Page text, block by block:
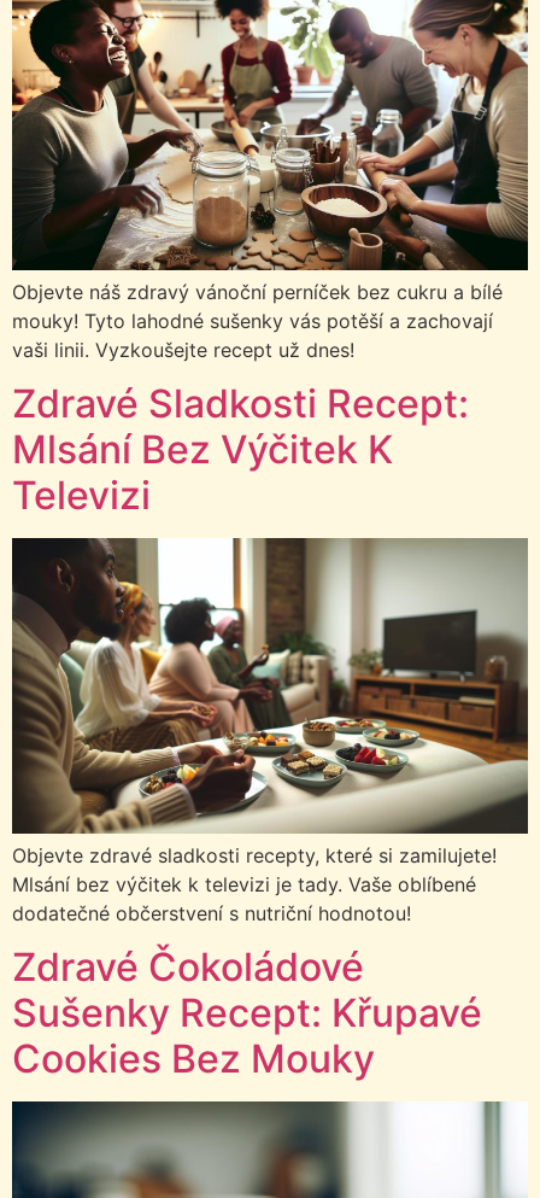
Objevte náš zdravý vánoční perníček bez cukru a bílé
mouky! Tyto lahodné sušenky vás potěší a zachovají
vaši linii. Vyzkoušejte recept už dnes!
Zdravé Sladkosti Recept:
Mlsání Bez Výčitek K
Televizi
Objevte zdravé sladkosti recepty, které si zamilujete!
Mlsání bez výčitek k televizi je tady. Vaše oblíbené
dodatečné občerstvení s nutriční hodnotou!
Zdravé Čokoládové
Sušenky Recept: Křupavé
Cookies Bez Mouky